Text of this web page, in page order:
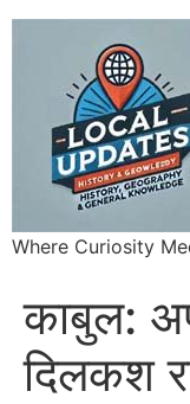
Where Curiosity
काबुल:
दिलकश